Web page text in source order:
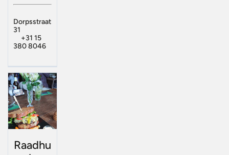
Dorpsstraat
31
+31 15
380 8046
Raadhu